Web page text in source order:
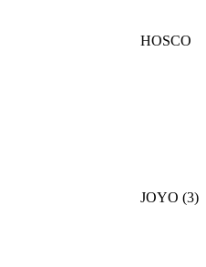
HOSCO
JOYO (3)